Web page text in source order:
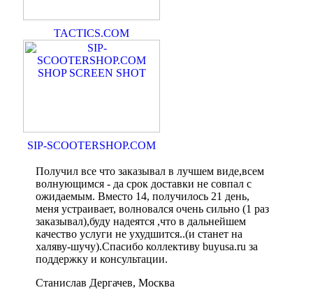
TACTICS.COM
SIP-SCOOTERSHOP.COM
Получил все что заказывал в лучшем виде,всем
волнующимся - да срок доставки не совпал с
ожидаемым. Вместо 14, получилось 21 день,
меня устраивает, волновался очень сильно (1 раз
заказывал),буду надеятся ,что в дальнейшем
качество услуги не ухудшится..(и станет на
халяву-шучу).Спасибо коллективу buyusa.ru за
поддержку и консультации.
Станислав Дергачев, Москва